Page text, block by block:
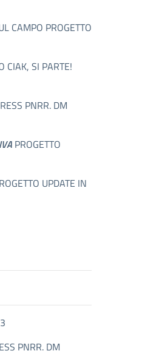
CAMPO PROGETTO
CIAK, SI PARTE!
PNRR. DM
PROGETTO
UPDATE IN
PNRR. DM